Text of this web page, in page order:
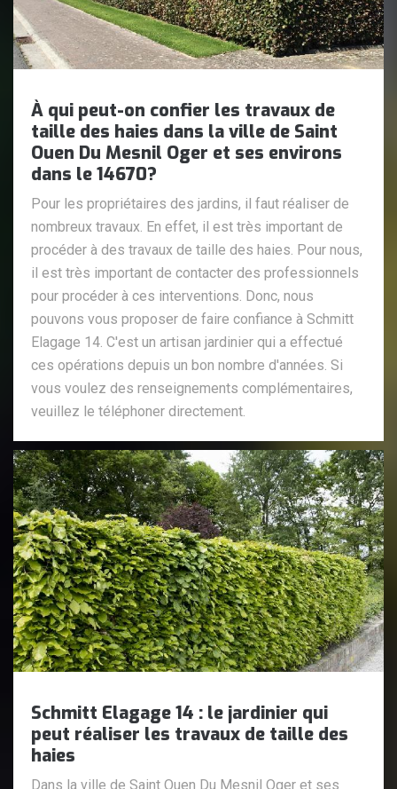
À qui peut-on confier les travaux de
taille des haies dans la ville de Saint
Ouen Du Mesnil Oger et ses environs
dans le 14670?
Pour les propriétaires des jardins, il faut réaliser de
nombreux travaux. En effet, il est très important de
procéder à des travaux de taille des haies. Pour nous,
il est très important de contacter des professionnels
pour procéder à ces interventions. Donc, nous
pouvons vous proposer de faire confiance à Schmitt
Elagage 14. C'est un artisan jardinier qui a effectué
ces opérations depuis un bon nombre d'années. Si
vous voulez des renseignements complémentaires,
veuillez le téléphoner directement.
Schmitt Elagage 14 : le jardinier qui
peut réaliser les travaux de taille des
haies
Dans la ville de Saint Ouen Du Mesnil Oger et ses